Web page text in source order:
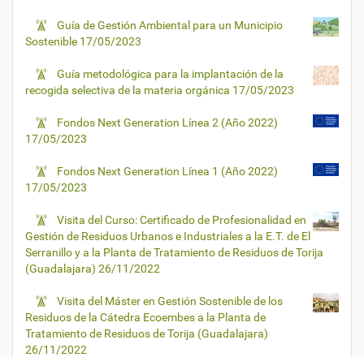
Guía de Gestión Ambiental para un Municipio
Sostenible 17/05/2023
Guía metodológica para la implantación de la
recogida selectiva de la materia orgánica 17/05/2023
Fondos Next Generation Línea 2 (Año 2022)
17/05/2023
Fondos Next Generation Línea 1 (Año 2022)
17/05/2023
Visita del Curso: Certificado de Profesionalidad en
Gestión de Residuos Urbanos e Industriales a la E.T. de El
Serranillo y a la Planta de Tratamiento de Residuos de Torija
(Guadalajara) 26/11/2022
Visita del Máster en Gestión Sostenible de los
Residuos de la Cátedra Ecoembes a la Planta de
Tratamiento de Residuos de Torija (Guadalajara)
26/11/2022